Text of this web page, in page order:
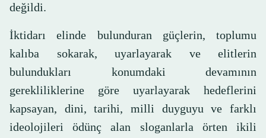
değildi.
İktidarı elinde bulunduran güçlerin, toplumu
kalıba sokarak, uyarlayarak ve elitlerin
bulundukları konumdaki devamının
gerekliliklerine göre uyarlayarak hedeflerini
kapsayan, dini, tarihi, milli duyguyu ve farklı
ideolojileri ödünç alan sloganlarla örten ikili